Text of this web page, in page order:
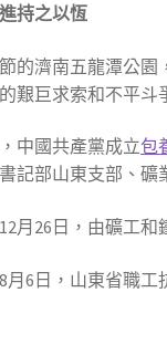
持之以恆
的濟南五龍潭公園
艱巨求索和不平斗
中國共產黨成立包
記部山東支部、
月26日，由礦工
月6日，山東省職